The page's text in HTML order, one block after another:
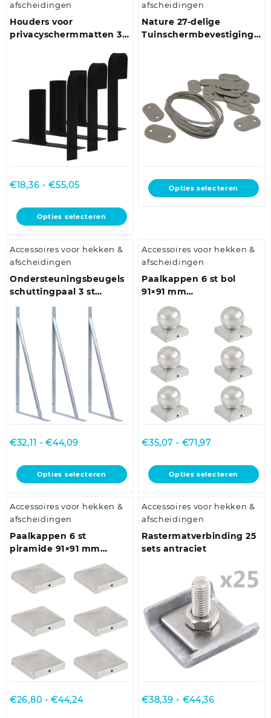
variaties.
Deze
optie
variaties.
Deze
optie
productpagina
afscheidingen
Houders voor
privacyschermmatten 3
€18,36 - €55,05Prijsklasse:
tot
Opties selecteren
Dit
product
meerdere
variaties.
Deze
optie
gekozen
worden
op
productpagina
afscheidingen
Nature 27-delige
Opties selecteren
Dit
product
Deze
optie
kan
gekozen
de
productpagina
Accessoires voor hekken &
afscheidingen
Ondersteuningsbeugels
schuttingpaal 3 st
gegalvaniseerd staal
€32,11 - €44,09Prijsklasse:
tot
€44,09
Opties selecteren
Dit
product
meerdere
variaties.
Deze
optie
gekozen
worden
de
productpagina
Accessoires voor hekken &
afscheidingen
Paalkappen 6 st bol
91×91 mm
gegalvaniseerd metaal
€35,07 - €71,97Prijsklasse:
tot
€71,97
Opties selecteren
Dit
product
meerdere
variaties.
Deze
optie
de
productpagina
Accessoires voor hekken &
afscheidingen
Paalkappen 6 st
piramide 91×91 mm
gegalvaniseerd metaal
€26,80 - €44,24Prijsklasse:
Accessoires voor hekken &
afscheidingen
Rastermatverbinding 25
sets antraciet
€38,39 - €44,36Prijsklasse: